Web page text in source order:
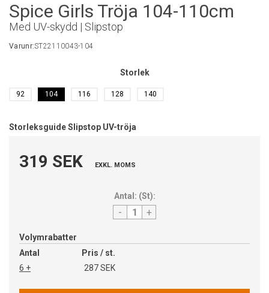
Spice Girls Tröja 104-110cm
Med UV-skydd | Slipstop
Varunr:ST22110043-104
Storlek
92 104 116 128 140
Storleksguide Slipstop UV-tröja
319 SEK EXKL. MOMS
Antal: (St):
- +
Volymrabatter
Antal
Pris / st.
6 +
287 SEK